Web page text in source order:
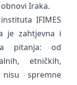
Iraka.
IFIMES
je zahtjevna i
pitanja: od
etničkih,
spremne